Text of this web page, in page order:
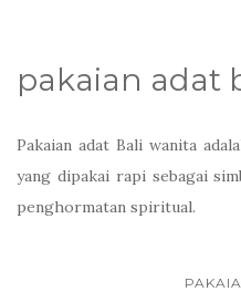
pakaian adat
Pakaian adat Bali wanita
yang dipakai rapi sebagai
penghormatan spiritual.